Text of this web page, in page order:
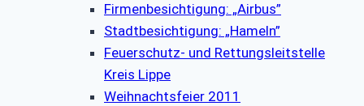
Firmenbesichtigung: „Airbus”
Stadtbesichtigung: „Hameln”
Feuerschutz- und Rettungsleitstelle
Kreis Lippe
Weihnachtsfeier 2011